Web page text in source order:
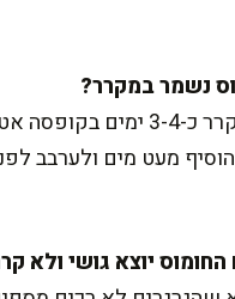
החומוס נשמר במקרר כ-3-4
מעט מים ולערבב